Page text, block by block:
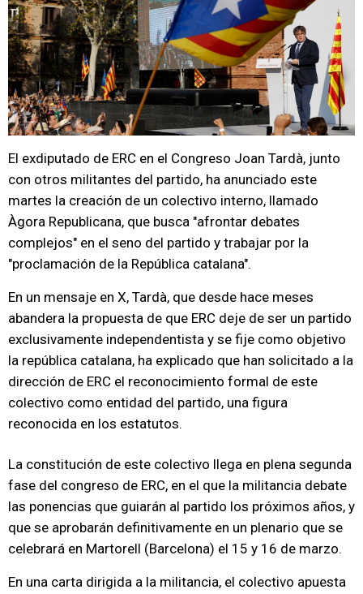
El exdiputado de ERC en el Congreso Joan Tardà, junto
con otros militantes del partido, ha anunciado este
martes la creación de un colectivo interno, llamado
Àgora Republicana, que busca "afrontar debates
complejos" en el seno del partido y trabajar por la
"proclamación de la República catalana".
En un mensaje en X, Tardà, que desde hace meses
abandera la propuesta de que ERC deje de ser un partido
exclusivamente independentista y se fije como objetivo
la república catalana, ha explicado que han solicitado a la
dirección de ERC el reconocimiento formal de este
colectivo como entidad del partido, una figura
reconocida en los estatutos.
La constitución de este colectivo llega en plena segunda
fase del congreso de ERC, en el que la militancia debate
las ponencias que guiarán al partido los próximos años, y
que se aprobarán definitivamente en un plenario que se
celebrará en Martorell (Barcelona) el 15 y 16 de marzo.
En una carta dirigida a la militancia, el colectivo apuesta